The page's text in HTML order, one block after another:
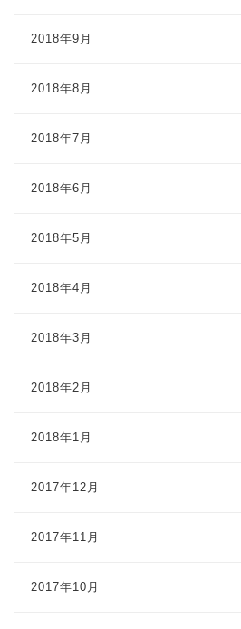
2018年9月
2018年8月
2018年7月
2018年6月
2018年5月
2018年4月
2018年3月
2018年2月
2018年1月
2017年12月
2017年11月
2017年10月